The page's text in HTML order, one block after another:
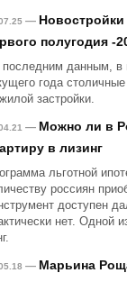
—
полугодия -
последним данным, в
года
застройки.
— Можно ли в
в лизинг
льготной
россиян
доступен
нет. Одной
— Марьина